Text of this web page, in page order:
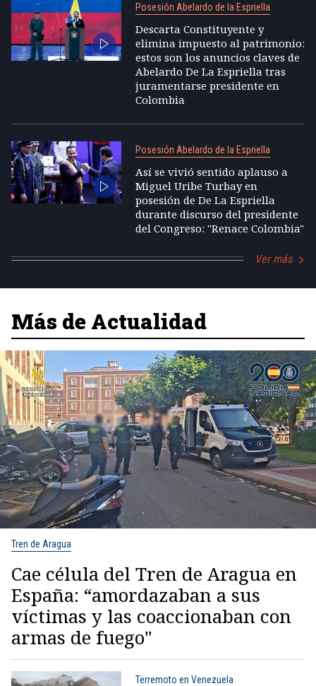
Posesión Abelardo de la Espriella
Descarta Constituyente y
elimina impuesto al patrimonio:
estos son los anuncios claves de
Abelardo De La Espriella tras
juramentarse presidente en
Colombia
Posesión Abelardo de la Espriella
Así se vivió sentido aplauso a
Miguel Uribe Turbay en
posesión de De La Espriella
durante discurso del presidente
del Congreso: "Renace Colombia"
Ver más
Más de Actualidad
Tren de Aragua
Cae célula del Tren de Aragua en
España: “amordazaban a sus
víctimas y las coaccionaban con
armas de fuego"
Terremoto en Venezuela